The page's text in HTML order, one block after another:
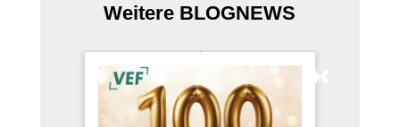
Weitere BLOGNEWS